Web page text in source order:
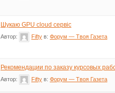
Шукаю GPU cloud сервіс
Автор: Fifty в: Форум — Твоя Газета
Рекомендации по заказу курсовых
Автор: Fifty в: Форум — Твоя Газета